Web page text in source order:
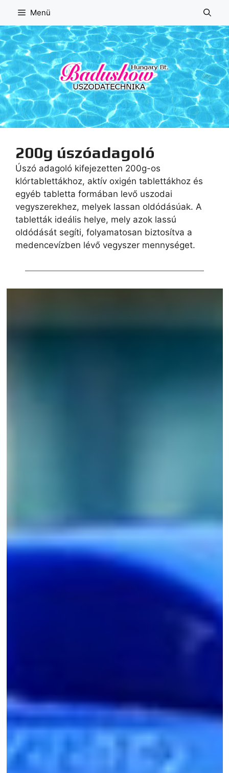
tartalomba
Menü
200g úszóadagoló
Úszó adagoló kifejezetten 200g-os
klórtablettákhoz, aktív oxigén tablettákhoz és
egyéb tabletta formában levő uszodai
vegyszerekhez, melyek lassan oldódásúak. A
tabletták ideális helye, mely azok lassú
oldódását segíti, folyamatosan biztosítva a
medencevízben lévő vegyszer mennységet.